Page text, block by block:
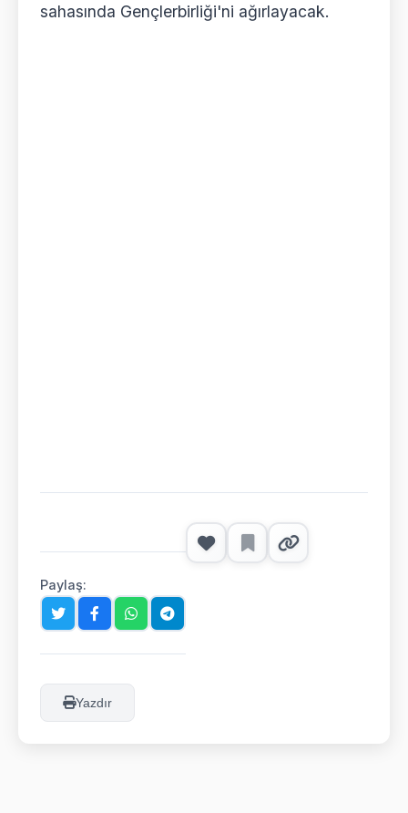
sahasında Gençlerbirliği'ni ağırlayacak.
Paylaş:
Yazdır